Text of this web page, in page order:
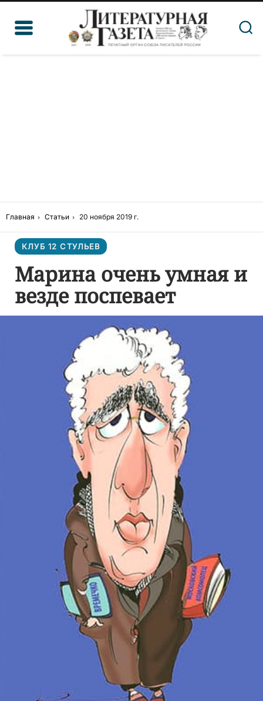
Главная Статьи 20 ноября 2019 г.
КЛУБ 12 СТУЛЬЕВ
Марина очень умная и
везде поспевает